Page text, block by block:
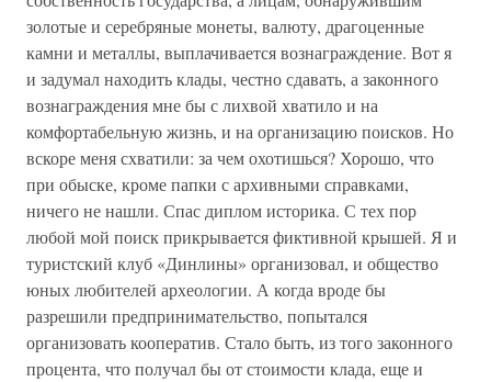
золотые и серебряные монеты, валюту, драгоценные
камни и металлы, выплачивается вознаграждение. Вот я
и задумал находить клады, честно сдавать, а законного
вознаграждения мне бы с лихвой хватило и на
комфортабельную жизнь, и на организацию поисков. Но
вскоре меня схватили: за чем охотишься? Хорошо, что
при обыске, кроме папки с архивными справками,
ничего не нашли. Спас диплом историка. С тех пор
любой мой поиск прикрывается фиктивной крышей. Я и
туристский клуб «Динлины» организовал, и общество
юных любителей археологии. А когда вроде бы
разрешили предпринимательство, попытался
организовать кооператив. Стало быть, из того законного
процента, что получал бы от стоимости клада, еще и